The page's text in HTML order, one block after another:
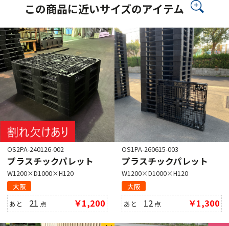
この商品に近いサイズのアイテム
OS2PA-240126-002
プラスチックパレット
W1200×D1000×H120
大阪
あと 21 点 ￥1,200
OS1PA-260615-003
プラスチックパレット
W1200×D1000×H120
大阪
あと 12 点 ￥1,300